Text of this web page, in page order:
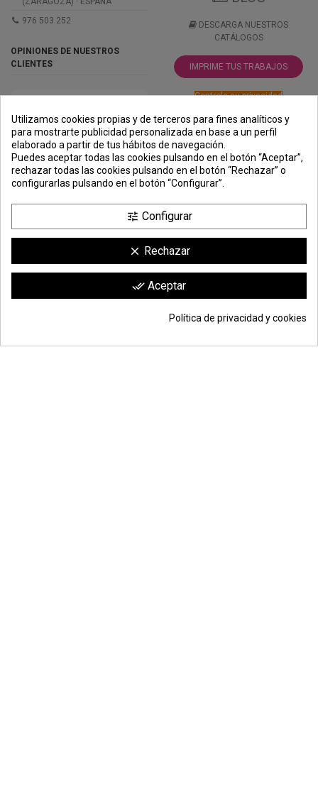
976 503 252
OPINIONES DE NUESTROS
CLIENTES
DESCARGA NUESTROS
CATÁLOGOS
IMPRIME TUS TRABAJOS
Controle su privacidad
PREMIOS
METODOS
DE PAGO
ENVÍO
COMERCIO
SEGURO
clic aquí para mostrar el certificado.
Utilizamos cookies propias y de terceros para fines analíticos y
para mostrarte publicidad personalizada en base a un perfil
elaborado a partir de tus hábitos de navegación.
Puedes aceptar todas las cookies pulsando en el botón “Aceptar”,
rechazar todas las cookies pulsando en el botón “Rechazar” o
configurarlas pulsando en el botón “Configurar”.
tune Configurar
clear Rechazar
done_all Aceptar
Política de privacidad y cookies